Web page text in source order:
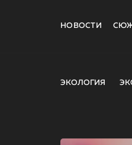
НОВОСТИ
ЭКОЛОГИЯ